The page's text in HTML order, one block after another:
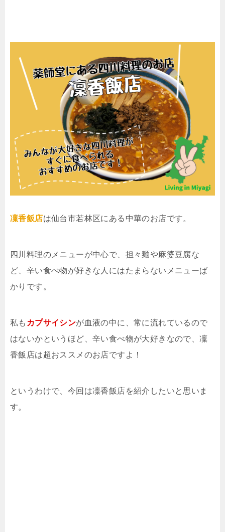
凜香飯店は仙台市若林区にある中華のお店です。
四川料理のメニューが中心で、担々麺や麻婆豆腐な
ど、辛い食べ物が好きな人にはたまらないメニューば
かりです。
私も カプサイシンが血液の中に、常に流れているので
はないかというほど、辛い食べ物が大好きなので、凜
香飯店は超おススメのお店ですよ！
というわけで、今回は凜香飯店を紹介したいと思いま
す。